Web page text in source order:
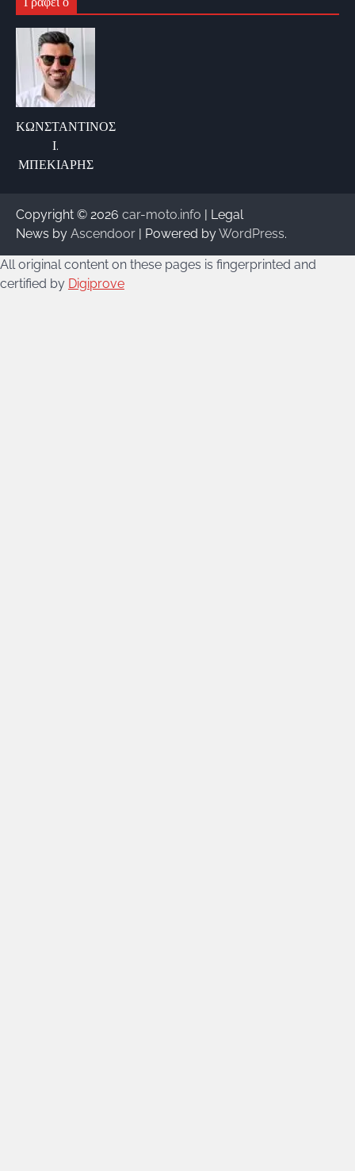
ΚΩΝΣΤΑΝΤΙΝΟΣ
Ι.
ΜΠΕΚΙΑΡΗΣ
Copyright © 2026 car-moto.info | Legal
News by Ascendoor | Powered byWordPress.
All original content on these pages is fingerprinted and
certified by Digiprove